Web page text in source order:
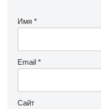
Имя *
Email *
Сайт